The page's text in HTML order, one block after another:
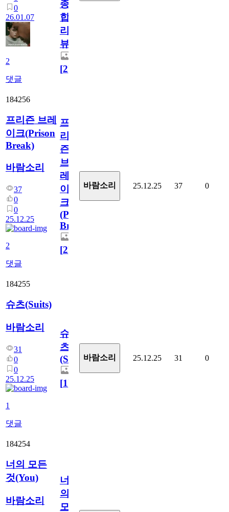
0
26.01.07
2
댓글
종
합
리
뷰
[2]
184256
프리즌 브레
이크(Prison
Break)
바람소리
37
0
0
25.12.25
2
댓글
프
리
즌
브
레
이
크
(Prison
Break)
[2]
바람소리 25.12.25 37 0
184255
슈츠(Suits)
바람소리
31
0
0
25.12.25
1
댓글
슈
츠
(Suits)
[1]
바람소리 25.12.25 31 0
184254
너의 모든
것(You)
바람소리
너
의
모